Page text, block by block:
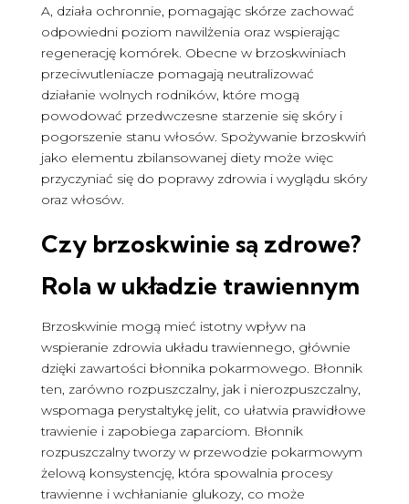
A, działa ochronnie, pomagając skórze zachować
odpowiedni poziom nawilżenia oraz wspierając
regenerację komórek. Obecne w brzoskwiniach
przeciwutleniacze pomagają neutralizować
działanie wolnych rodników, które mogą
powodować przedwczesne starzenie się skóry i
pogorszenie stanu włosów. Spożywanie brzoskwiń
jako elementu zbilansowanej diety może więc
przyczyniać się do poprawy zdrowia i wyglądu skóry
oraz włosów.
Czy brzoskwinie są zdrowe?
Rola w układzie trawiennym
Brzoskwinie mogą mieć istotny wpływ na
wspieranie zdrowia układu trawiennego, głównie
dzięki zawartości błonnika pokarmowego. Błonnik
ten, zarówno rozpuszczalny, jak i nierozpuszczalny,
wspomaga perystaltykę jelit, co ułatwia prawidłowe
trawienie i zapobiega zaparciom. Błonnik
rozpuszczalny tworzy w przewodzie pokarmowym
żelową konsystencję, która spowalnia procesy
trawienne i wchłanianie glukozy, co może